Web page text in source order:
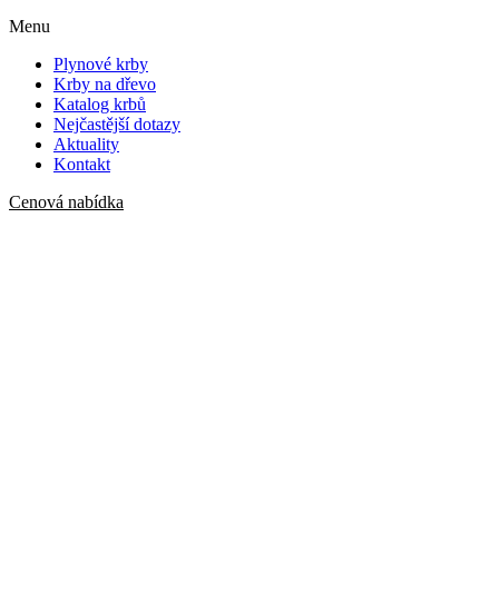
Menu
Plynové krby
Krby na dřevo
Katalog krbů
Nejčastější dotazy
Aktuality
Kontakt
Cenová nabídka